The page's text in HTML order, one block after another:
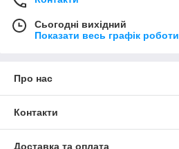
Сьогодні вихідний
Показати весь графік роботи
Про нас
Контакти
Доставка та оплата